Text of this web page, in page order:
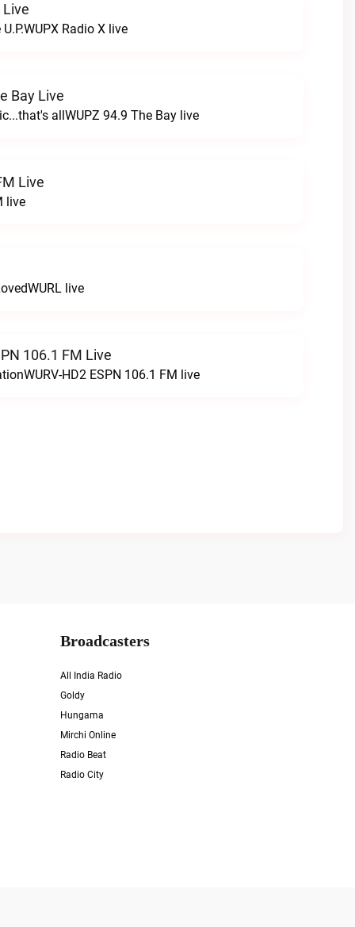
Live
Radio X live
Bay Live
allWUPZ 94.9 The Bay live
Live
live
live
106.1 FM Live
HD2 ESPN 106.1 FM live
Broadcasters
All India Radio
Goldy
Hungama
Mirchi Online
Radio Beat
Radio City